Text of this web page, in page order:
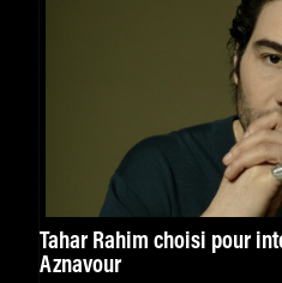
Tahar Rahim choisi pour
Aznavour